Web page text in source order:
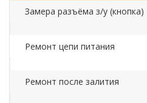
Замера разъёма з/у (кнопка)
Ремонт цепи питания
Ремонт после залития